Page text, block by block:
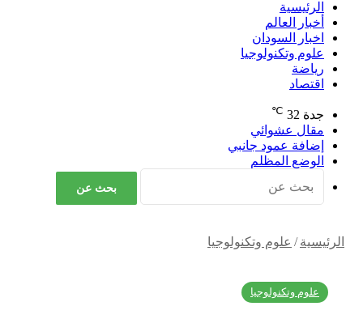
الرئيسية
أخبار العالم
اخبار السودان
علوم وتكنولوجيا
رياضة
اقتصاد
جدة 32
℃
مقال عشوائي
إضافة عمود جانبي
الوضع المظلم
بحث عن
الرئيسية / علوم وتكنولوجيا
علوم وتكنولوجيا